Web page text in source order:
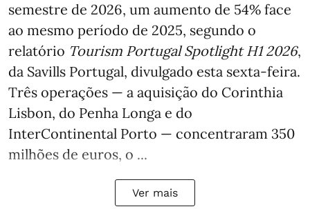
semestre de 2026, um aumento de 54% face
ao mesmo período de 2025, segundo o
relatório Tourism Portugal Spotlight H1 2026,
da Savills Portugal, divulgado esta sexta-feira.
Três operações — a aquisição do Corinthia
Lisbon, do Penha Longa e do
InterContinental Porto — concentraram 350
milhões de euros, o ...
Ver mais